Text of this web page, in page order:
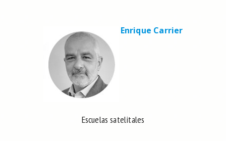
Enrique Carrier
Escuelas satelitales